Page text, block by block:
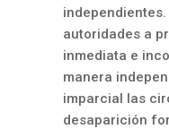
autoridades a
inmediata e
manera
imparcial las
desaparición